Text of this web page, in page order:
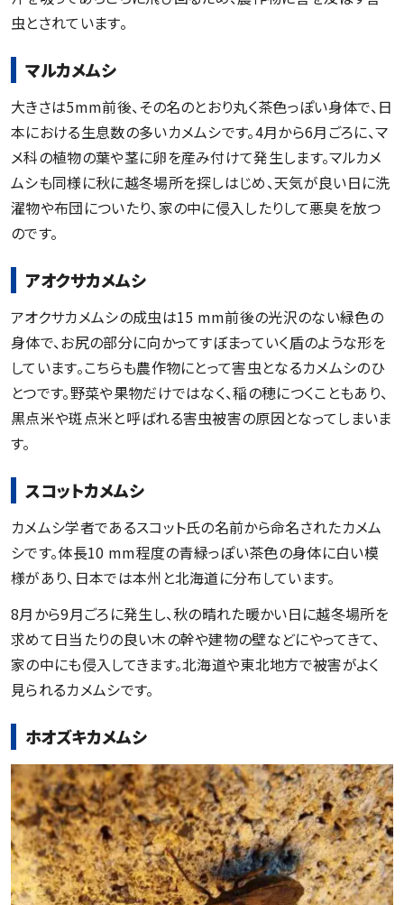
虫とされています。
マルカメムシ
大きさは5mm前後、その名のとおり丸く茶色っぽい身体で、日
本における生息数の多いカメムシです。4月から6月ごろに、マ
メ科の植物の葉や茎に卵を産み付けて発生します。マルカメ
ムシも同様に秋に越冬場所を探しはじめ、天気が良い日に洗
濯物や布団についたり、家の中に侵入したりして悪臭を放つ
のです。
アオクサカメムシ
アオクサカメムシの成虫は15 mm前後の光沢のない緑色の
身体で、お尻の部分に向かってすぼまっていく盾のような形を
しています。こちらも農作物にとって害虫となるカメムシのひ
とつです。野菜や果物だけではなく、稲の穂につくこともあり、
黒点米や斑点米と呼ばれる害虫被害の原因となってしまいま
す。
スコットカメムシ
カメムシ学者であるスコット氏の名前から命名されたカメム
シです。体長10 mm程度の青緑っぽい茶色の身体に白い模
様があり、日本では本州と北海道に分布しています。
8月から9月ごろに発生し、秋の晴れた暖かい日に越冬場所を
求めて日当たりの良い木の幹や建物の壁などにやってきて、
家の中にも侵入してきます。北海道や東北地方で被害がよく
見られるカメムシです。
ホオズキカメムシ